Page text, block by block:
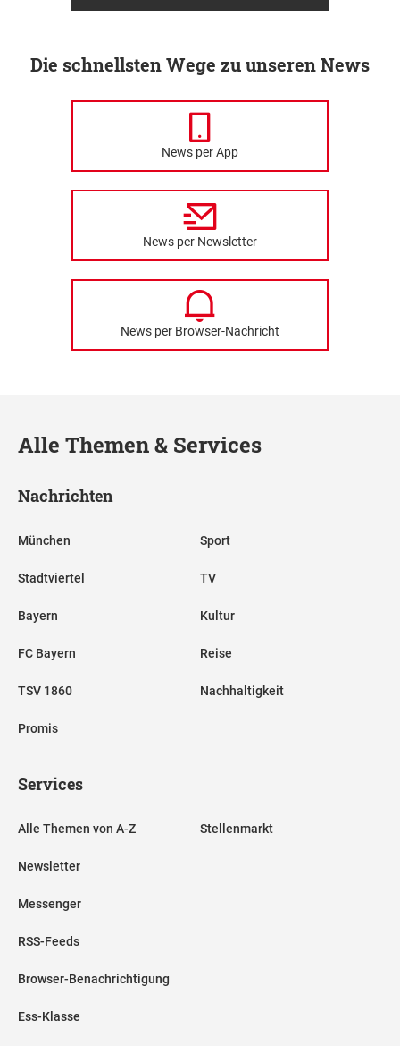
Die schnellsten Wege zu unseren News
News per App
News per Newsletter
News per Browser-Nachricht
Alle Themen & Services
Nachrichten
München
Stadtviertel
Bayern
FC Bayern
TSV 1860
Promis
Sport
TV
Kultur
Reise
Nachhaltigkeit
Services
Alle Themen von A-Z
Newsletter
Messenger
RSS-Feeds
Browser-Benachrichtigung
Ess-Klasse
Stellenmarkt